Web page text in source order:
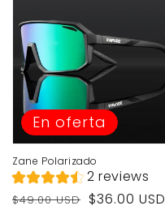
Zane Polarizado
2 reviews
Precio
$49.00 USD
Precio
$36.00 USD
En oferta